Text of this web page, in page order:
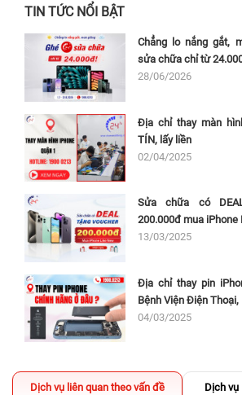
TIN TỨC NỔI BẬT
Chẳng lo nắng gắt,
sửa chữa chỉ từ
28/06/2026
Địa chỉ thay màn
TÍN, lấy liền
02/04/2025
Sửa chữa có
200.000đ mua iPhone
13/03/2025
Địa chỉ thay pin
Bệnh Viện Điện Thoại,
04/03/2025
Dịch vụ liên quan theo vấn đề Dịch vụ